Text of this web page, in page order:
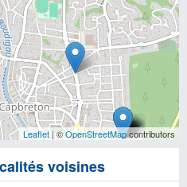
Leaflet| ©OpenStreetMapcontributors
voisines